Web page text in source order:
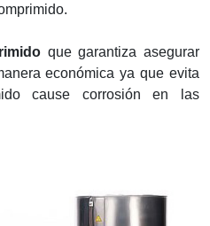
que garantiza asegurar
económica ya que evita
cause corrosión en las